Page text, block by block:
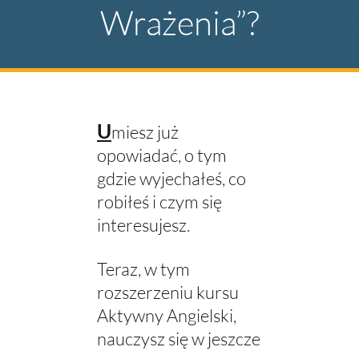
Wrażenia”?
Umiesz już
opowiadać, o tym
gdzie wyjechałeś, co
robiłeś i czym się
interesujesz.
Teraz, w tym
rozszerzeniu kursu
Aktywny Angielski,
nauczysz się w jeszcze